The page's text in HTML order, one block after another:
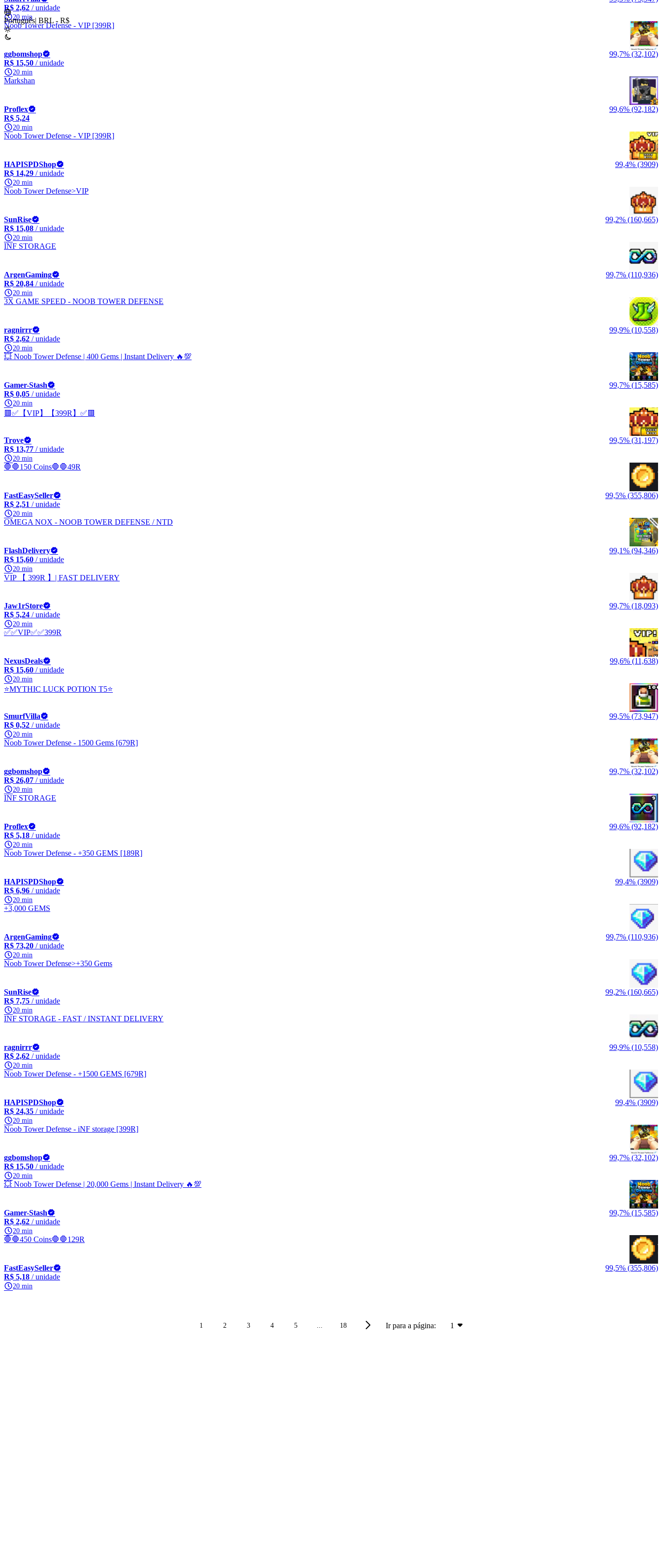
Português| BRL - R$
R$ 2,62 / unidade
20 min
Noob Tower Defense - VIP [399R]
ggbomshop
99,7% (32,102)
R$ 15,50 / unidade
20 min
Markshan
Proflex
99,6% (92,182)
R$ 5,24
20 min
Noob Tower Defense - VIP [399R]
HAPISPDShop
99,4% (3909)
R$ 14,29 / unidade
20 min
Noob Tower Defense>VIP
SunRise
99,2% (160,665)
R$ 15,08 / unidade
20 min
INF STORAGE
ArgenGaming
99,7% (110,936)
R$ 20,84 / unidade
20 min
3X GAME SPEED - NOOB TOWER DEFENSE
ragnirrr
99,9% (10,558)
R$ 2,62 / unidade
20 min
💥 Noob Tower Defense | 400 Gems | Instant Delivery 🔥💯
Gamer-Stash
99,7% (15,585)
R$ 0,05 / unidade
20 min
🟥✅【VIP】【399R】✅🟥
Trove
99,5% (31,197)
R$ 13,77 / unidade
20 min
🛑🛑150 Coins🛑🛑49R
FastEasySeller
99,5% (355,806)
R$ 2,51 / unidade
20 min
OMEGA NOX - NOOB TOWER DEFENSE / NTD
FlashDelivery
99,1% (94,346)
R$ 15,60 / unidade
20 min
VIP 【 399R 】| FAST DELIVERY
Jaw1rStore
99,7% (18,093)
R$ 5,24 / unidade
20 min
✅✅VIP✅✅399R
NexusDeals
99,6% (11,638)
R$ 15,60 / unidade
20 min
⭐MYTHIC LUCK POTION T5⭐
SmurfVilla
99,5% (73,947)
R$ 0,52 / unidade
20 min
Noob Tower Defense - 1500 Gems [679R]
ggbomshop
99,7% (32,102)
R$ 26,07 / unidade
20 min
INF STORAGE
Proflex
99,6% (92,182)
R$ 5,18 / unidade
20 min
Noob Tower Defense - +350 GEMS [189R]
HAPISPDShop
99,4% (3909)
R$ 6,96 / unidade
20 min
+3,000 GEMS
ArgenGaming
99,7% (110,936)
R$ 73,20 / unidade
20 min
Noob Tower Defense>+350 Gems
SunRise
99,2% (160,665)
R$ 7,75 / unidade
20 min
INF STORAGE - FAST / INSTANT DELIVERY
ragnirrr
99,9% (10,558)
R$ 2,62 / unidade
20 min
Noob Tower Defense - +1500 GEMS [679R]
HAPISPDShop
99,4% (3909)
R$ 24,35 / unidade
20 min
Noob Tower Defense - iNF storage [399R]
ggbomshop
99,7% (32,102)
R$ 15,50 / unidade
20 min
💥 Noob Tower Defense | 20,000 Gems | Instant Delivery 🔥💯
Gamer-Stash
99,7% (15,585)
R$ 2,62 / unidade
20 min
🛑🛑450 Coins🛑🛑129R
FastEasySeller
99,5% (355,806)
R$ 5,18 / unidade
20 min
1 2 3 4 5 18 Ir para a página: 1